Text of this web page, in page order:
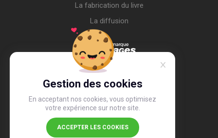
Gestion des cookies
En acceptant nos cookies, vous optimisez
votre expérience sur notre site.
ACCEPTER LES COOKIES
La fabrication du livre
La diffusion
4,4